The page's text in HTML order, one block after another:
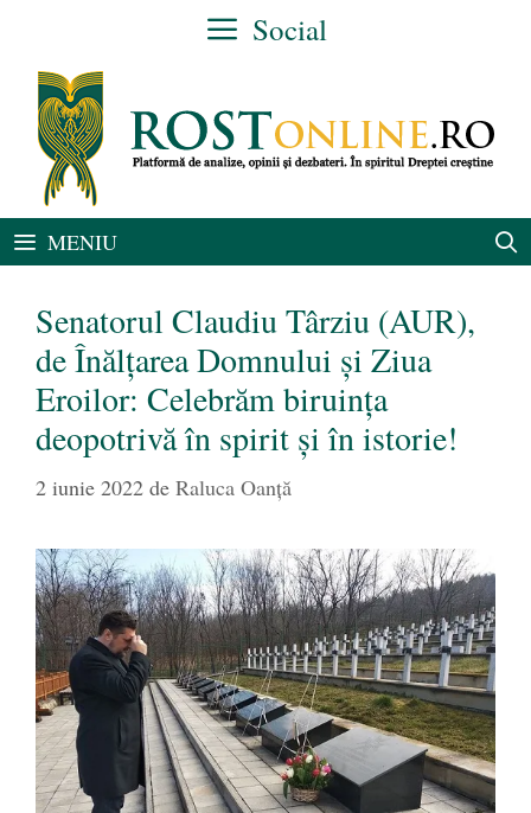
conținut
Social
MENIU
Senatorul Claudiu Târziu (AUR),
de Înălţarea Domnului și Ziua
Eroilor: Celebrăm biruința
deopotrivă în spirit și în istorie!
2 iunie 2022 de Raluca Oanță